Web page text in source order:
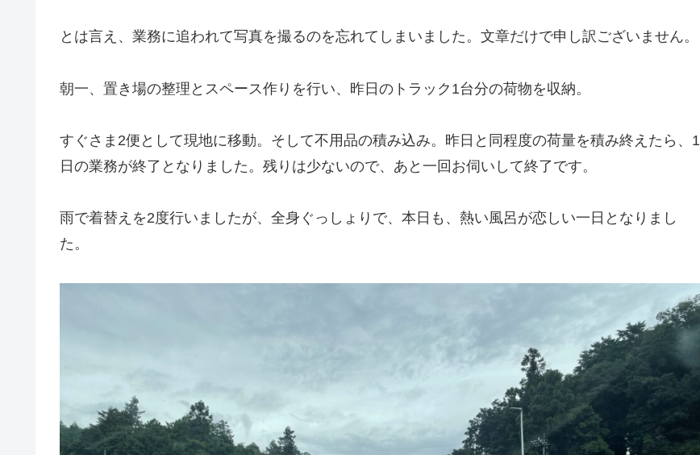
とは言え、業務に追われて写真を撮るのを忘れてしまいました。文章だけで申し訳ございません。
朝一、置き場の整理とスペース作りを行い、昨日のトラック1台分の荷物を収納。
すぐさま2便として現地に移動。そして不用品の積み込み。昨日と同程度の荷量を積み終えたら、1
日の業務が終了となりました。残りは少ないので、あと一回お伺いして終了です。
雨で着替えを2度行いましたが、全身ぐっしょりで、本日も、熱い風呂が恋しい一日となりまし
た。